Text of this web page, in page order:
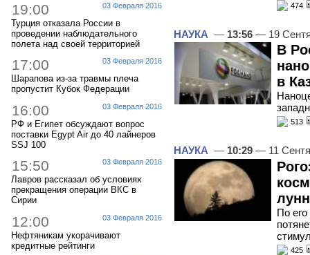
03 Февраля 2016
19:00
Турция отказала России в
проведении наблюдательного
полета над своей территорией
03 Февраля 2016
17:00
Шарапова из-за травмы плеча
пропустит Кубок Федерации
03 Февраля 2016
16:00
РФ и Египет обсуждают вопрос
поставки Egypt Air до 40 лайнеров
SSJ 100
03 Февраля 2016
15:50
Лавров рассказал об условиях
прекращения операции ВКС в
Сирии
03 Февраля 2016
12:00
Нефтяникам укорачивают
кредитные рейтинги
474
НАУКА — 13:56 — 19
В
в
513
НАУКА — 10:29 — 11
По
425